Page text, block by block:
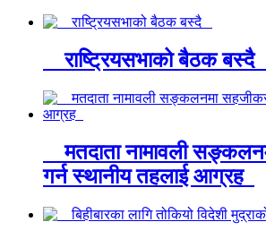
राष्ट्रियसभाको बैठक बस्दै
मतदाता नामावली
गर्न स्थानीय तहलाई आग्रह